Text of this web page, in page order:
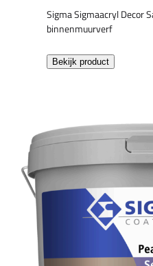
Sigma Sigmaacryl Decor
binnenmuurverf
Bekijk product